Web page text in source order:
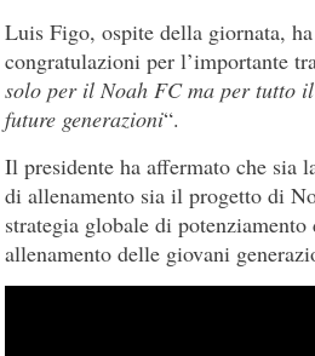
Luis Figo, ospite della giornata, ha
congratulazioni per l’importante
solo per il Noah FC ma per tutto
future generazioni“.
Il presidente ha affermato che sia
di allenamento sia il progetto di
strategia globale di
allenamento delle giovani